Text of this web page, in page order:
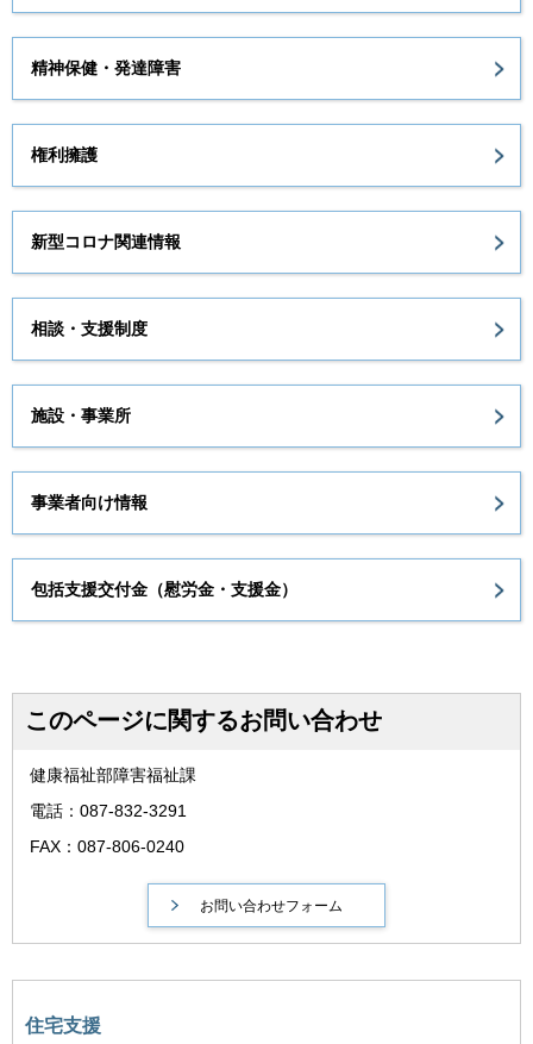
精神保健・発達障害
権利擁護
新型コロナ関連情報
相談・支援制度
施設・事業所
事業者向け情報
包括支援交付金（慰労金・支援金）
このページに関するお問い合わせ
健康福祉部障害福祉課
電話：087-832-3291
FAX：087-806-0240
住宅支援